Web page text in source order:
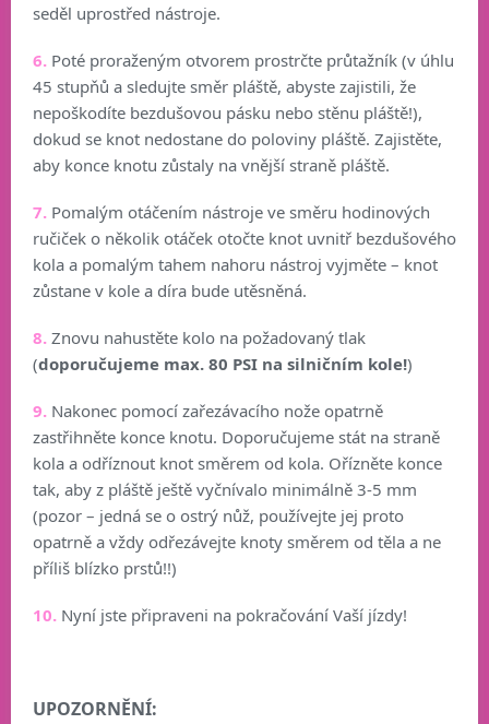
seděl uprostřed nástroje.
6. Poté proraženým otvorem prostrčte průtažník (v úhlu
45 stupňů a sledujte směr pláště, abyste zajistili, že
nepoškodíte bezdušovou pásku nebo stěnu pláště!),
dokud se knot nedostane do poloviny pláště. Zajistěte,
aby konce knotu zůstaly na vnější straně pláště.
7. Pomalým otáčením nástroje ve směru hodinových
ručiček o několik otáček otočte knot uvnitř bezdušového
kola a pomalým tahem nahoru nástroj vyjměte – knot
zůstane v kole a díra bude utěsněná.
8. Znovu nahustěte kolo na požadovaný tlak
(doporučujeme max. 80 PSI na silničním kole!)
9. Nakonec pomocí zařezávacího nože opatrně
zastřihněte konce knotu. Doporučujeme stát na straně
kola a odříznout knot směrem od kola. Ořízněte konce
tak, aby z pláště ještě vyčnívalo minimálně 3-5 mm
(pozor – jedná se o ostrý nůž, používejte jej proto
opatrně a vždy odřezávejte knoty směrem od těla a ne
příliš blízko prstů!!)
10. Nyní jste připraveni na pokračování Vaší jízdy!
UPOZORNĚNÍ: